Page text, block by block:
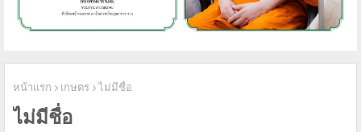
หน้าแรก เกษตร ไม่มีชื่อ
ไม่มีชื่อ